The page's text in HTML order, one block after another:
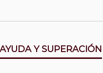
Y SUPERACIÓN